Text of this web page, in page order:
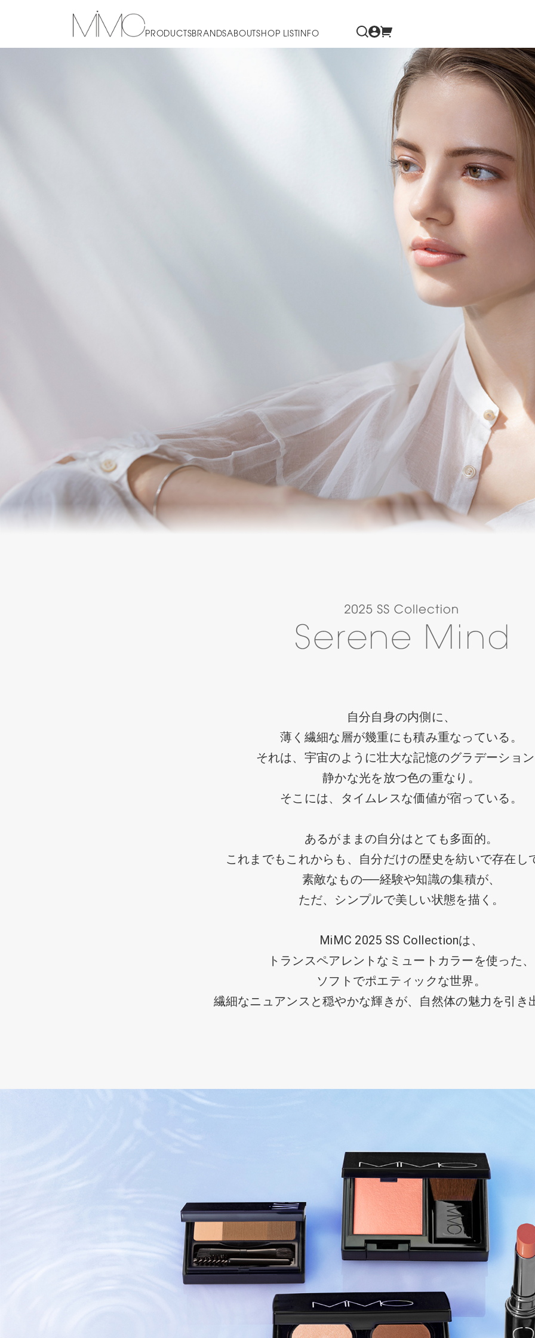
PRODUCTSBRANDSABOUTSHOP LIST INFO
自分自身の内側に、
薄く繊細な層が幾重にも積み重なっている。
それは、宇宙のように壮大な記憶のグラデーショ
静かな光を放つ色の重なり。
そこには、タイムレスな価値が宿っている。
あるがままの自分はとても多面的。
これまでもこれからも、自分だけの歴史を紡いで存在し
素敵なもの──経験や知識の集積が、
ただ、シンプルで美しい状態を描く。
MiMC 2025 SS Collectionは、
トランスペアレントなミュートカラーを使った、
ソフトでポエティックな世界。
繊細なニュアンスと穏やかな輝きが、自然体の魅力を引き